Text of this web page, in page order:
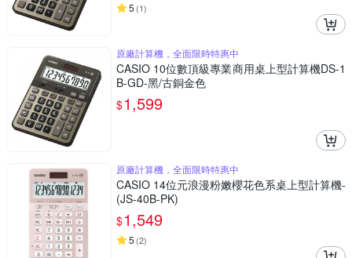
5 (1)
原廠計算機，全面限時特惠中
CASIO 10位數頂級專業商用桌上型計算機DS-1
B-GD-黑/古銅金色
$1,599
原廠計算機，全面限時特惠中
CASIO 14位元浪漫粉嫩櫻花色系桌上型計算機-
(JS-40B-PK)
$1,549
5 (2)